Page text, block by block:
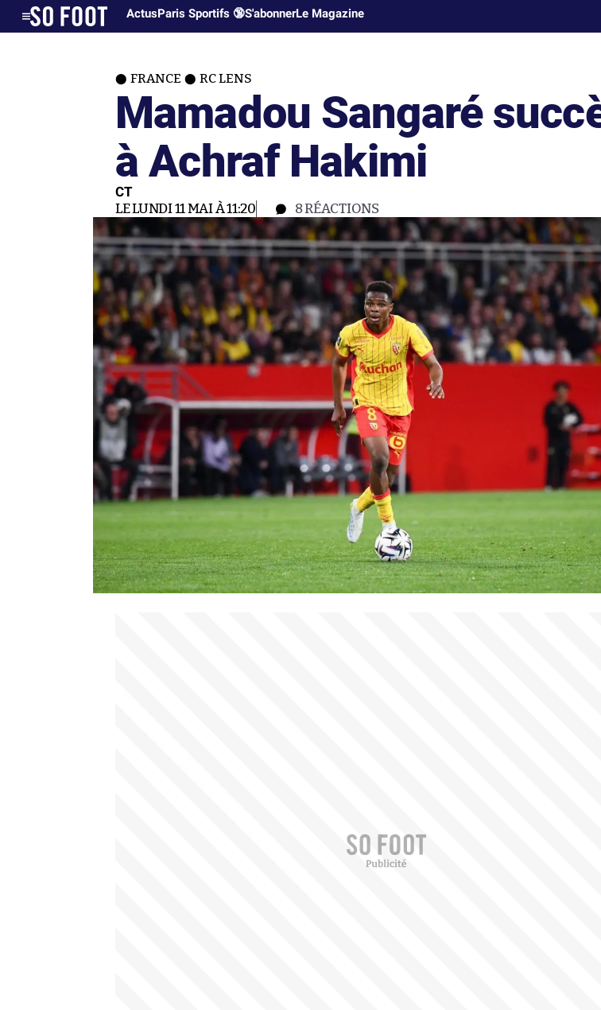
ActusParis Sportifs 🔞S'abonnerLe Magazine
FRANCE RC LENS
Mamadou Sangaré
à Achraf Hakimi
CT
LE LUNDI 11 MAI À 11:20 8RÉACTIONS